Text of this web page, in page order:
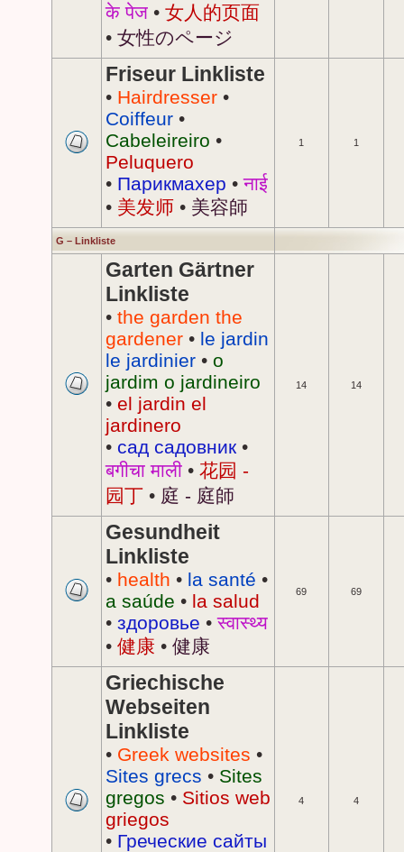
के पेज • 女人的页面
• 女性のページ
Friseur Linkliste
• Hairdresser •
Coiffeur •
Cabeleireiro •
Peluquero
• Парикмахер •नाई
• 美发师 • 美容師
1 1
G – Linkliste
Garten Gärtner
Linkliste
• the garden the
gardener • le jardin
le jardinier • o
jardim o jardineiro
• el jardin el
jardinero
• сад садовник •
बगीचा माली • 花园 -
园丁 • 庭 - 庭師
14 14
Gesundheit
Linkliste
• health • la santé •
a saúde • la salud
• здоровье •स्वास्थ्य
• 健康 • 健康
69 69
Griechische
Webseiten
Linkliste
• Greek websites •
Sites grecs • Sites
gregos • Sitios web
griegos
• Греческие сайты
4 4